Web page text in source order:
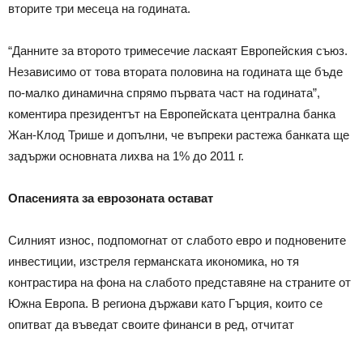
вторите три месеца на годината.
“Данните за второто тримесечие ласкаят Европейския съюз.
Независимо от това втората половина на годината ще бъде
по-малко динамична спрямо първата част на годината”,
коментира президентът на Европейската централна банка
Жан-Клод Трише и допълни, че въпреки растежа банката ще
задържи основната лихва на 1% до 2011 г.
Опасенията за еврозоната остават
Силният износ, подпомогнат от слабото евро и подновените
инвестиции, изстреля германската икономика, но тя
контрастира на фона на слабото представяне на страните от
Южна Европа. В региона държави като Гърция, които се
опитват да въведат своите финанси в ред, отчитат